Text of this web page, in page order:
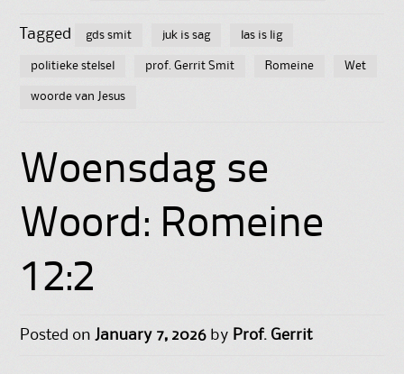
Tagged gds smit juk is sag las is lig
politieke stelsel prof. Gerrit Smit Romeine Wet
woorde van Jesus
Woensdag se
Woord: Romeine
12:2
Posted onJanuary 7, 2026 by Prof. Gerrit